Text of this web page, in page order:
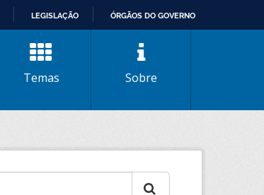
LEGISLAÇÃO ÓRGÃOS DO GOVERNO
Temas Sobre